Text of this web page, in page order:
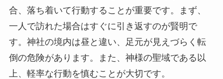
合、落ち着いて行動することが重要です。まず、
一人で訪れた場合はすぐに引き返すのが賢明で
す。神社の境内は昼と違い、足元が見えづらく転
倒の危険があります。また、神様の聖域である以
上、軽率な行動を慎むことが大切です。